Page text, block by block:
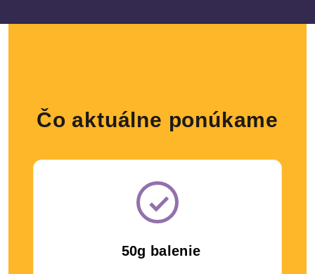
Čo aktuálne ponúkame
50g balenie